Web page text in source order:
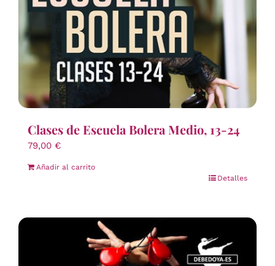
Clases de Escuela Bolera Medio, 13-24
79,00 €
Añadir al carrito
Detalles